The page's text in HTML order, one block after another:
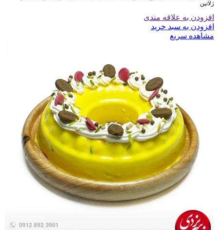
ژلاتین
افزودن به علاقه مندی
افزودن به سبد خرید
مشاهده سریع